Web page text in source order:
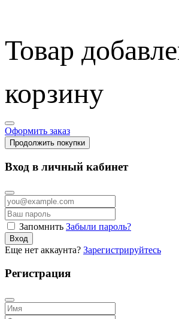
Товар
корзину
Оформить заказ
Продолжить покупки
Вход в личный кабинет
Запомнить Забыли пароль?
Вход
Еще нет аккаунта? Зарегистрируйтесь
Регистрация